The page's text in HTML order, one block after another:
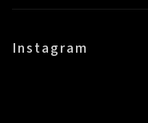
Instagram